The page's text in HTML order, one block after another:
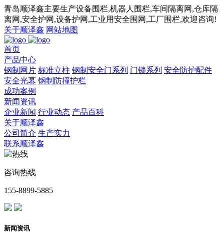
青岛顺泽鑫主要生产设备围栏,机器人围栏,车间隔离网,仓库隔
离网,安全护网,设备护网,工业用安全围网,工厂围栏,欢迎咨询!
关于顺泽鑫 网站地图
首页
产品中心
钢制网片 标准立柱 钢制安全门系列 门锁系列 安全防护配件
安全光幕 钢制防撞护栏
成功案例
新闻资讯
企业新闻 行业动态 产品百科
关于顺泽鑫
公司简介 生产实力
联系顺泽鑫
咨询热线
155-8899-5885
新闻资讯